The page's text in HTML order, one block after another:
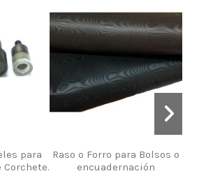
para
Corchete.
Raso o Forro para Bolsos o
encuadernación